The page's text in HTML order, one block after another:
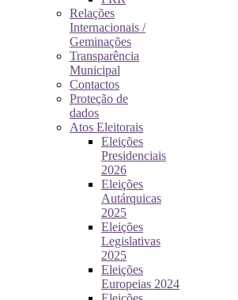
Relações
Internacionais /
Geminações
Transparência
Municipal
Contactos
Proteção de
dados
Atos Eleitorais
Eleições
Presidenciais
2026
Eleições
Autárquicas
2025
Eleições
Legislativas
2025
Eleições
Europeias 2024